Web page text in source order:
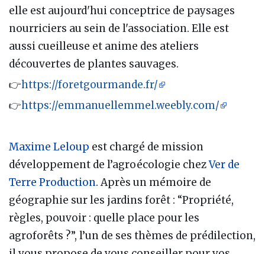
elle est aujourd'hui conceptrice de paysages
nourriciers au sein de l'association. Elle est
aussi cueilleuse et anime des ateliers
découvertes de plantes sauvages.
👉https://foretgourmande.fr/
👉https://emmanuellemmel.weebly.com/
Maxime Leloup est chargé de mission
développement de l’agroécologie chezVer de
Terre Production. Après un mémoire de
géographie sur les jardins forêt : “Propriété,
règles, pouvoir : quelle place pour les
agroforêts ?”, l’un de ses thèmes de prédilection,